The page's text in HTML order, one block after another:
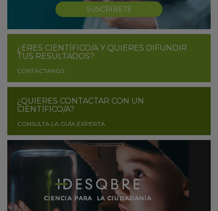
SUSCRÍBETE
¿ERES CIENTÍFICO/A Y QUIERES DIFUNDIR
TUS RESULTADOS?
CONTÁCTANOS
¿QUIERES CONTACTAR CON UN
CIENTÍFICO/A?
CONSULTA LA GUÍA EXPERTA